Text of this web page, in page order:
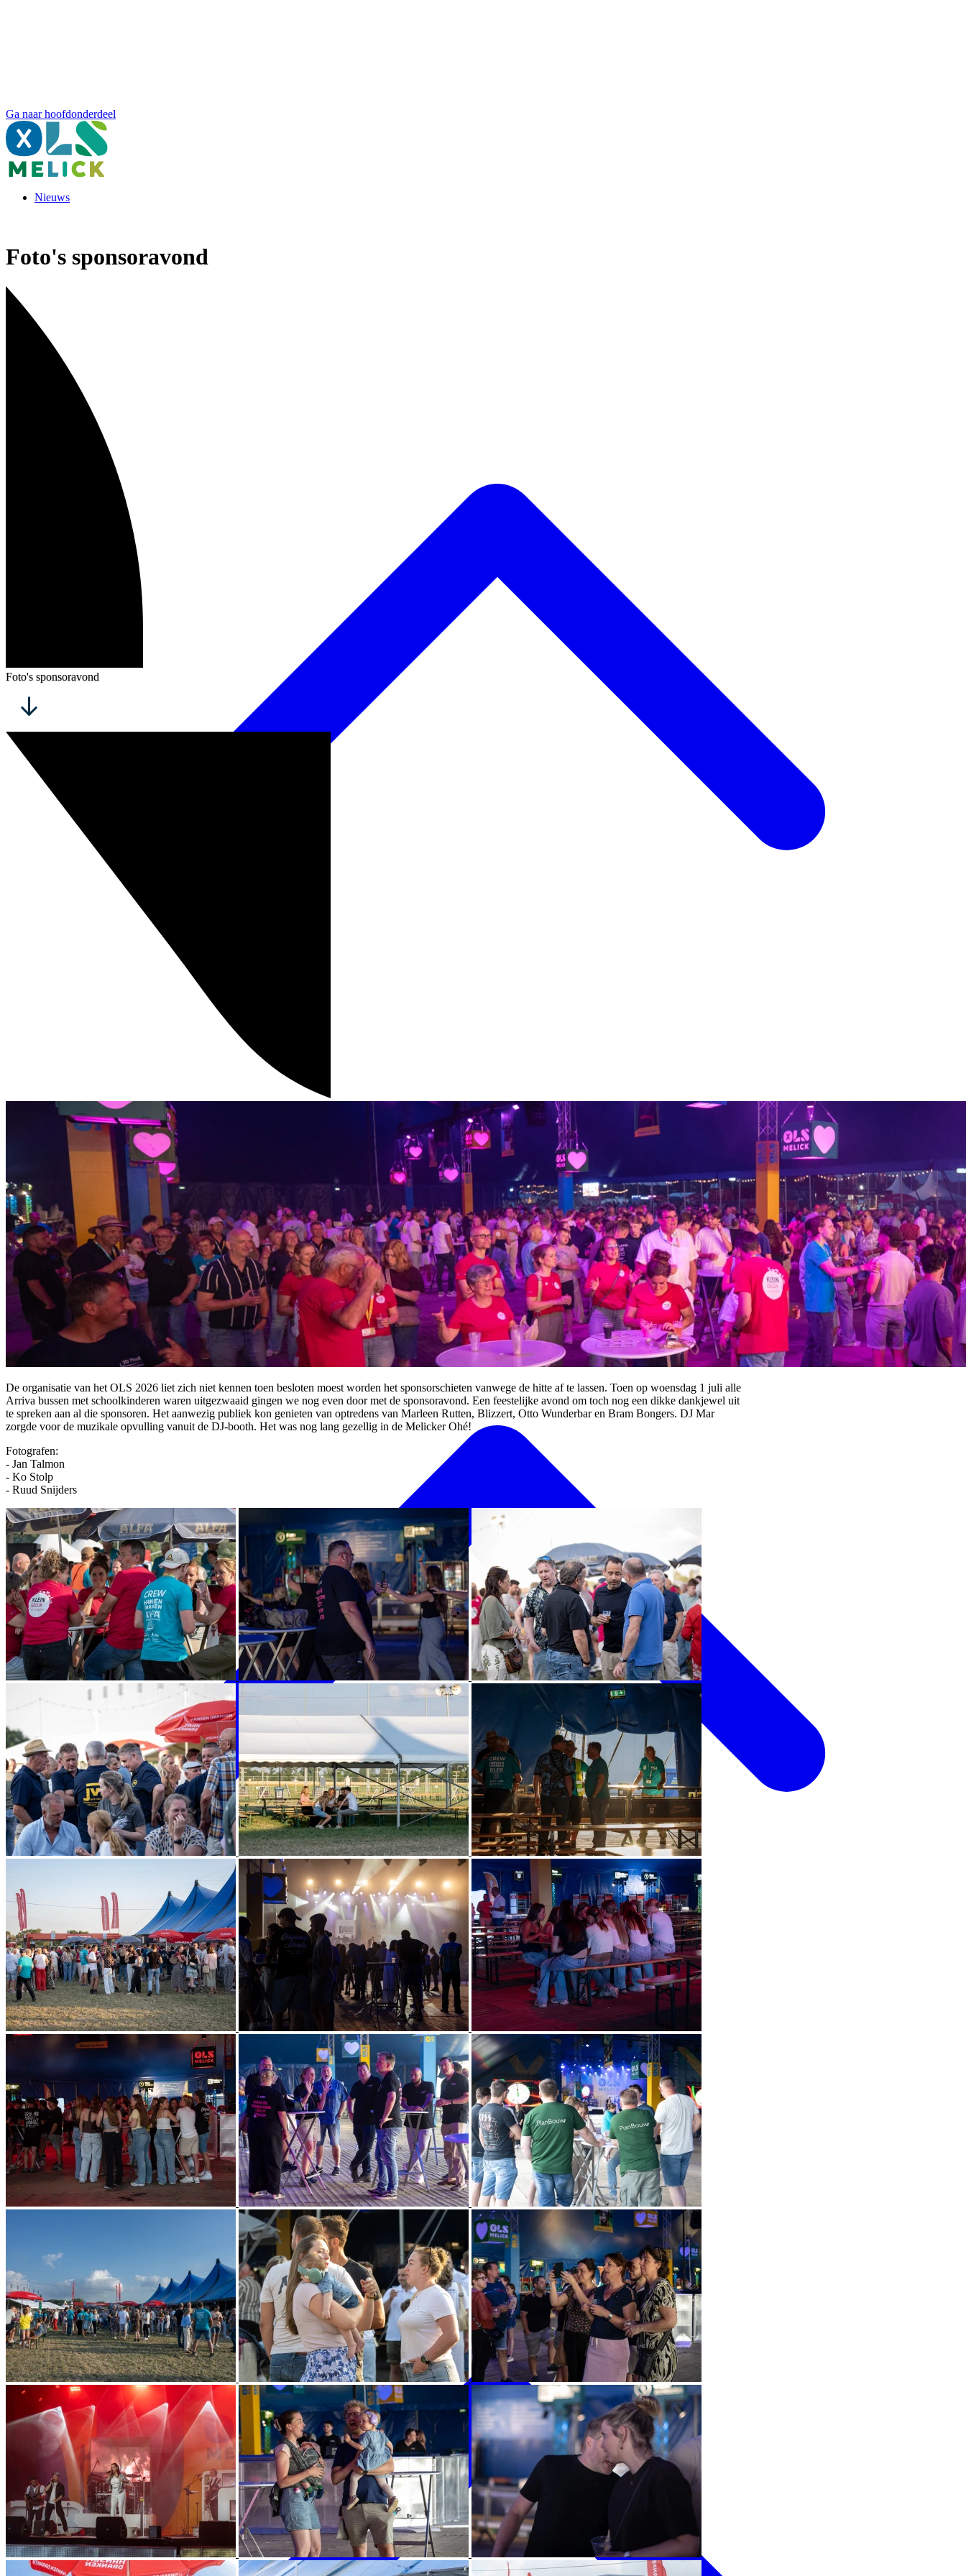
Ga naar hoofdonderdeel
Nieuws
Programma
Arriva Kinjer-OLS
Foto's sponsoravond
Foto's sponsoravond
De organisatie van het OLS 2026 liet zich niet kennen toen besloten moest worden het sponsorschieten vanwege de hitte af te lassen. Toen op woensdag 1 juli alle
Arriva bussen met schoolkinderen waren uitgezwaaid gingen we nog even door met de sponsoravond. Een feestelijke avond om toch nog een dikke dankjewel uit
te spreken aan al die sponsoren. Het aanwezig publiek kon genieten van optredens van Marleen Rutten, Blizzert, Otto Wunderbar en Bram Bongers. DJ Mar
zorgde voor de muzikale opvulling vanuit de DJ-booth. Het was nog lang gezellig in de Melicker Ohé!
Fotografen:
- Jan Talmon
- Ko Stolp
- Ruud Snijders